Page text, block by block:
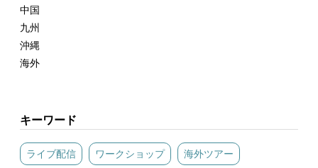
中国
九州
沖縄
海外
キーワード
ライブ配信 ワークショップ 海外ツアー